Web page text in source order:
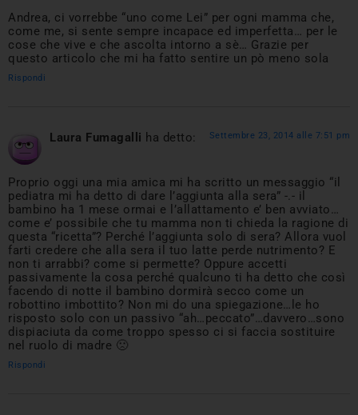
Andrea, ci vorrebbe “uno come Lei” per ogni mamma che,
come me, si sente sempre incapace ed imperfetta… per le
cose che vive e che ascolta intorno a sè… Grazie per
questo articolo che mi ha fatto sentire un pò meno sola
Rispondi
Laura Fumagalli ha detto: Settembre 23, 2014 alle 7:51 pm
Proprio oggi una mia amica mi ha scritto un messaggio “il
pediatra mi ha detto di dare l’aggiunta alla sera” -.- il
bambino ha 1 mese ormai e l’allattamento e’ ben avviato…
come e’ possibile che tu mamma non ti chieda la ragione di
questa “ricetta”? Perché l’aggiunta solo di sera? Allora vuol
farti credere che alla sera il tuo latte perde nutrimento? E
non ti arrabbi? come si permette? Oppure accetti
passivamente la cosa perché qualcuno ti ha detto che così
facendo di notte il bambino dormirà secco come un
robottino imbottito? Non mi do una spiegazione…le ho
risposto solo con un passivo “ah…peccato”…davvero…sono
dispiaciuta da come troppo spesso ci si faccia sostituire
nel ruolo di madre 🙁
Rispondi